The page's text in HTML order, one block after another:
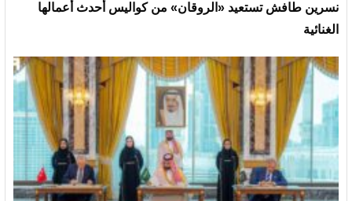
نسرين طافش تستعيد «الروقان» من كواليس أحدث أعمالها
الغنائية